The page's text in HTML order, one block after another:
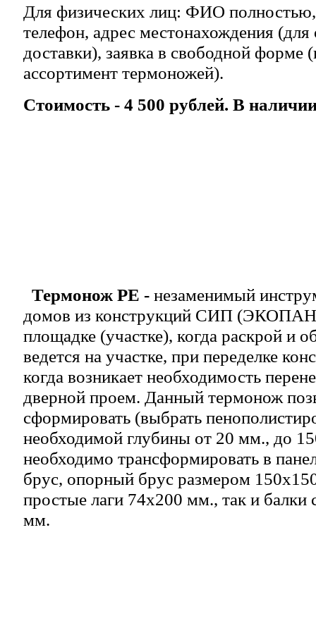
Для физических лиц: ФИО
телефон, адрес местонахождения (для
доставки), заявка в свободной форме
ассортимент термоножей).
Стоимость - 4 500 рублей. В
Термонож РЕ -незаменимый
домов из конструкций СИП (ЭКОПАН)
площадке (участке), когда раскрой и
ведется на участке, при переделке
когда возникает необходимость
дверной проем. Данный термонож
сформировать (выбрать
необходимой глубины от 20 мм., до
необходимо трансформировать в
брус, опорный брус размером
простые лаги 74х200 мм., так и балки
мм.